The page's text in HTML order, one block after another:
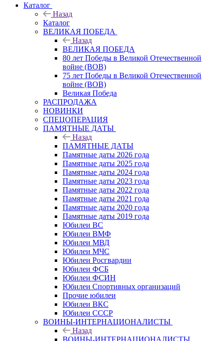
Каталог
Назад
Каталог
ВЕЛИКАЯ ПОБЕДА
Назад
ВЕЛИКАЯ ПОБЕДА
80 лет Победы в Великой Отечественной
войне (ВОВ)
75 лет Победы в Великой Отечественной
войне (ВОВ)
Великая Победа
РАСПРОДАЖА
НОВИНКИ
СПЕЦОПЕРАЦИЯ
ПАМЯТНЫЕ ДАТЫ
Назад
ПАМЯТНЫЕ ДАТЫ
Памятные даты 2026 года
Памятные даты 2025 года
Памятные даты 2024 года
Памятные даты 2023 года
Памятные даты 2022 года
Памятные даты 2021 года
Памятные даты 2020 года
Памятные даты 2019 года
Юбилеи ВС
Юбилеи ВМФ
Юбилеи МВД
Юбилеи МЧС
Юбилеи Росгвардии
Юбилеи ФСБ
Юбилеи ФСИН
Юбилеи Спортивных организаций
Прочие юбилеи
Юбилеи ВКС
Юбилеи СССР
ВОИНЫ-ИНТЕРНАЦИОНАЛИСТЫ
Назад
ВОИНЫ-ИНТЕРНАЦИОНАЛИСТЫ